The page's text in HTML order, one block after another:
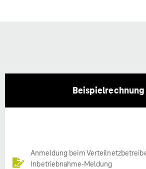
Beispielrechnung
Anmeldung beim
Inbetriebnahme-Meldung